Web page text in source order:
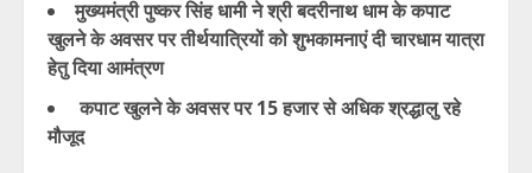
मुख्यमंत्री पुष्कर सिंह धामी ने श्री बदरीनाथ धाम के कपाट
खुलने के अवसर पर तीर्थयात्रियों को शुभकामनाएं दी चारधाम यात्रा
हेतु दिया आमंत्रण
कपाट खुलने के अवसर पर 15 हजार से अधिक श्रद्धालु रहे
मौजूद